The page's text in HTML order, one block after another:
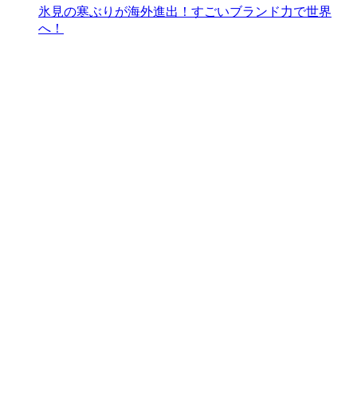
氷見の寒ぶりが海外進出！すごいブランド力で世界
へ！